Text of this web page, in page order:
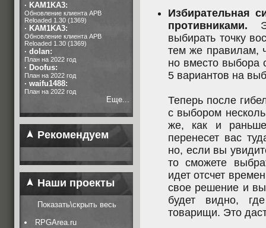
· KAM1KA3:
Обновление клиента APB
Reloaded 1.30 (1369)
· KAM1KA3:
Обновление клиента APB
Reloaded 1.30 (1369)
· dolan:
План на 2022 год
· Doofus:
План на 2022 год
· waifu1488:
План на 2022 год
Еще...
Рекомендуем
Наши проекты
Показать\скрыть весь
RPGArea.ru
Избирательная
противниками.
выбирать точку
тем же правилам,
но вместо выбора
5 вариантов на
Теперь после
с выбором
же, как и
перенесет вас
но, если вы
то сможете
идет отсчет
свое решение и
будет видно,
товарищи. Это